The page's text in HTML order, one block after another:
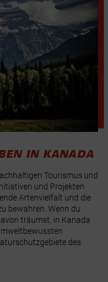
IN KANADA
Tourismus und
und Projekten
Artenvielfalt und die
bewahren. Wenn du
träumst, in Kanada
des